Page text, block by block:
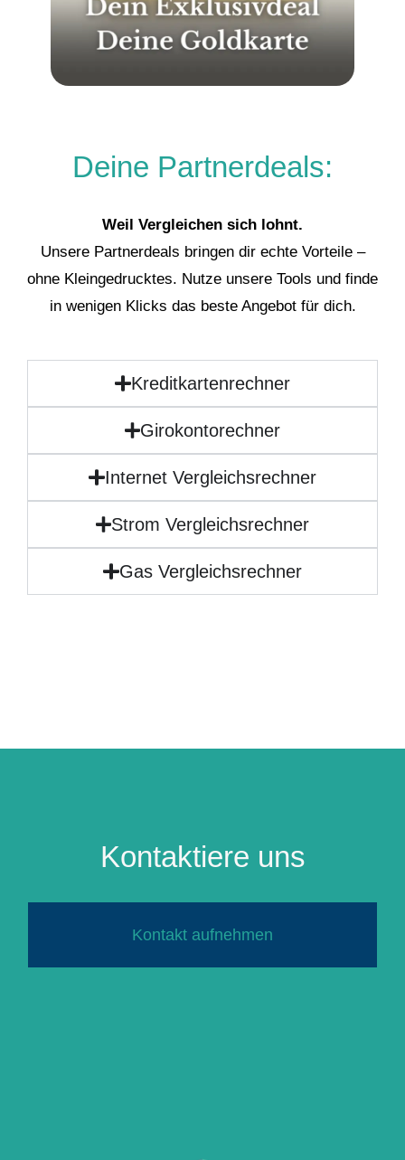
Deine Partnerdeals:
Weil Vergleichen sich lohnt.
Unsere Partnerdeals bringen dir echte Vorteile –
ohne Kleingedrucktes. Nutze unsere Tools und finde
in wenigen Klicks das beste Angebot für dich.
Kreditkartenrechner
Girokontorechner
Internet Vergleichsrechner
Strom Vergleichsrechner
Gas Vergleichsrechner
Kontaktiere uns
Kontakt aufnehmen